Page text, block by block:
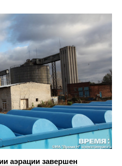
аэрации завершен